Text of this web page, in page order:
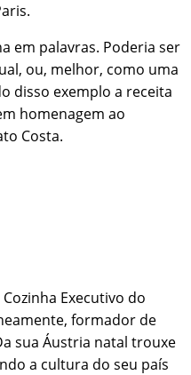
em palavras. Poderia ser
ou, melhor, como uma
disso exemplo a receita
homenagem ao
Costa.
Executivo do
formador de
sua Áustria natal trouxe
a cultura do seu país